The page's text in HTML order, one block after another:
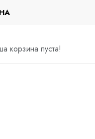
по договорам
корзина пуста!